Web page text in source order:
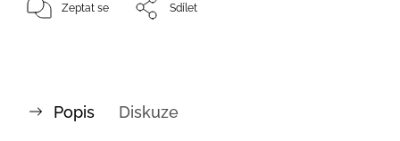
Zeptat se Sdílet
Popis Diskuze